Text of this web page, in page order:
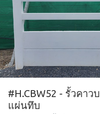
#H.CBW52 - รั้วคาว
แผ่นทึบ